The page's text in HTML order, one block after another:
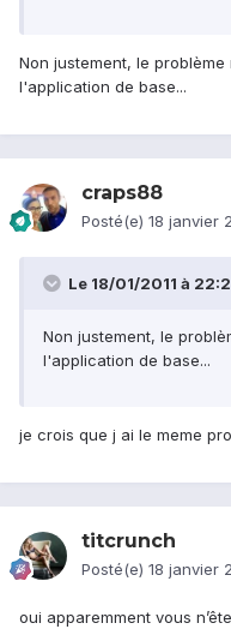
Non justement, le
l'application de base...
craps88
Posté(e) 18 janvier
Le 18/01/2011 à
Non justement, le
l'application de base...
je crois que j ai le meme
titcrunch
Posté(e) 18 janvier
oui apparemment vous